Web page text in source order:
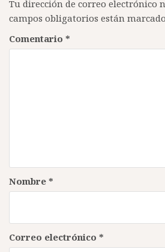
Tu dirección de correo electrónico
campos obligatorios están
Comentario *
Nombre *
Correo electrónico *